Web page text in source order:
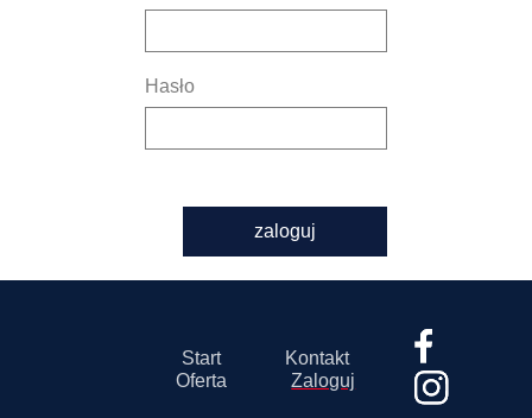
Hasło
zaloguj
Start
Kontakt
Oferta
Zaloguj